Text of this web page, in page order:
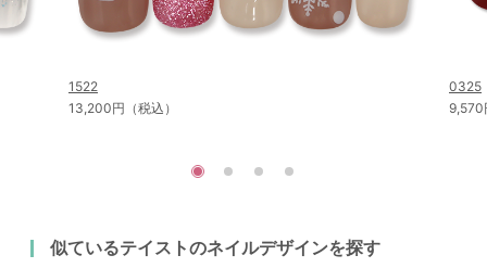
1522
13,200円（税込）
0325
9,570
似ているテイストのネイルデザインを探す